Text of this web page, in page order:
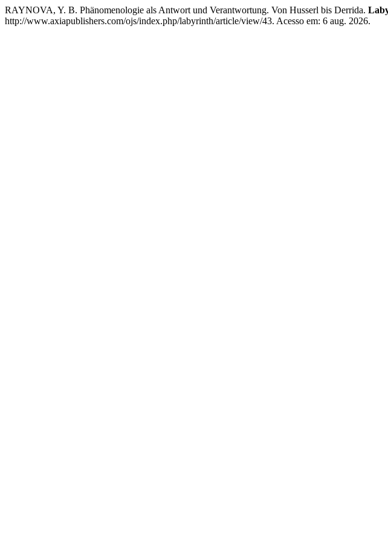
RAYNOVA, Y. B. Phänomenologie als Antwort und Verantwortung. Von Husserl bis Derrida.
http://www.axiapublishers.com/ojs/index.php/labyrinth/article/view/43. Acesso em: 6 aug. 2026.